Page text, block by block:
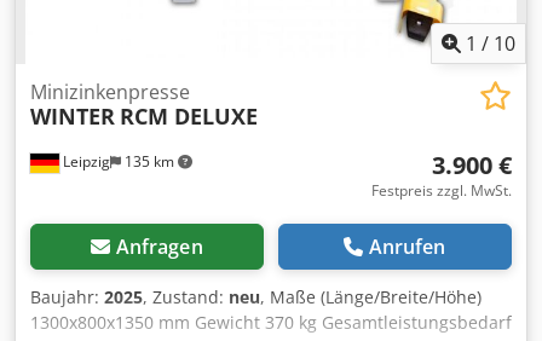
1 / 10
Leipzig 135 km
Minizinkenpresse
WINTER RCM DELUXE
3.900 €
Festpreis zzgl. MwSt.
Anfragen Anrufen
Baujahr: 2025, Zustand: neu, Maße (Länge/Breite/Höhe)
1300x800x1350 mm Gewicht 370 kg Gesamtleistungsbedarf